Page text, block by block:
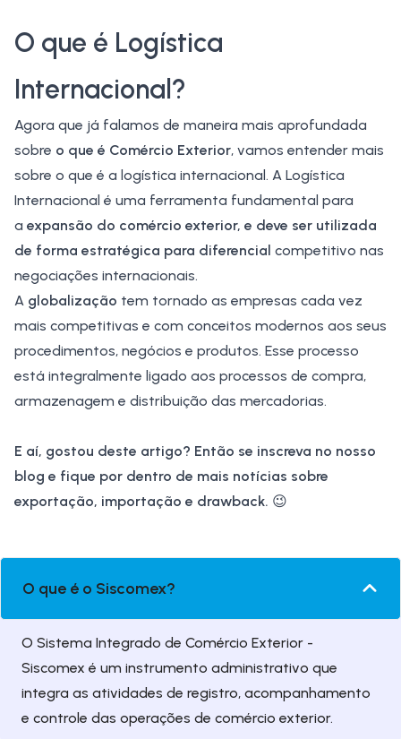
O que é Logística
Internacional?
Agora que já falamos de maneira mais aprofundada
sobre o que é Comércio Exterior, vamos entender mais
sobre o que é a logística internacional. A Logística
Internacional é uma ferramenta fundamental para
a expansão do comércio exterior, e deve ser utilizada
de forma estratégica para diferencial competitivo nas
negociações internacionais.
A globalização tem tornado as empresas cada vez
mais competitivas e com conceitos modernos aos seus
procedimentos, negócios e produtos. Esse processo
está integralmente ligado aos processos de compra,
armazenagem e distribuição das mercadorias.
E aí, gostou deste artigo? Então se inscreva no nosso
blog e fique por dentro de mais notícias sobre
exportação, importação e drawback. 😉
O que é o Siscomex?
O Sistema Integrado de Comércio Exterior -
Siscomex é um instrumento administrativo que
integra as atividades de registro, acompanhamento
e controle das operações de comércio exterior.